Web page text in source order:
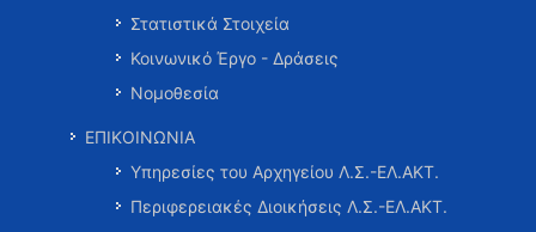
Στατιστικά Στοιχεία
Κοινωνικό Έργο - Δράσεις
Νομοθεσία
ΕΠΙΚΟΙΝΩΝΙΑ
Υπηρεσίες του Αρχηγείου Λ.Σ.-ΕΛ.ΑΚΤ.
Περιφερειακές Διοικήσεις Λ.Σ.-ΕΛ.ΑΚΤ.